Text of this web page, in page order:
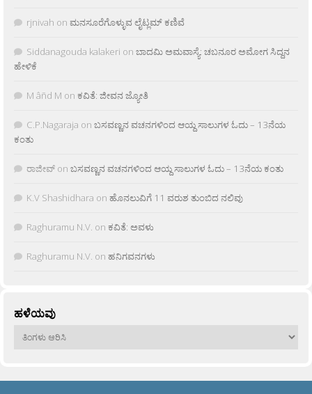
rjnivah on ಮನಸೂರೆಗೊಳ್ಳುವ ಲೈಟ್ಲಮ್ ಕಣಿವೆ
Siddanagouda kalakeri on ಬಾದಮಿ ಅಮವಾಸ್ಯೆ: ಚಬನೂರ ಅಮೋಗ ಸಿದ್ದನ
ಹೇಳಿಕೆ
M âñd M on ಕವಿತೆ: ಜೀವನ ಜ್ಯೋತಿ
C.P.Nagaraja on ಬಸವಣ್ಣನ ವಚನಗಳಿಂದ ಆಯ್ದ ಸಾಲುಗಳ ಓದು – 13ನೆಯ
ಕಂತು
ರಾಜೀವ್ on ಬಸವಣ್ಣನ ವಚನಗಳಿಂದ ಆಯ್ದ ಸಾಲುಗಳ ಓದು – 13ನೆಯ ಕಂತು
K.V Shashidhara on ಹೊನಲುವಿಗೆ 11 ವರುಶ ತುಂಬಿದ ನಲಿವು
Raghuramu N.V. on ಕವಿತೆ: ಅವಳು
Raghuramu N.V. on ಹನಿಗವನಗಳು
ಹಳೆಯವು
ಹಳೆಯವು